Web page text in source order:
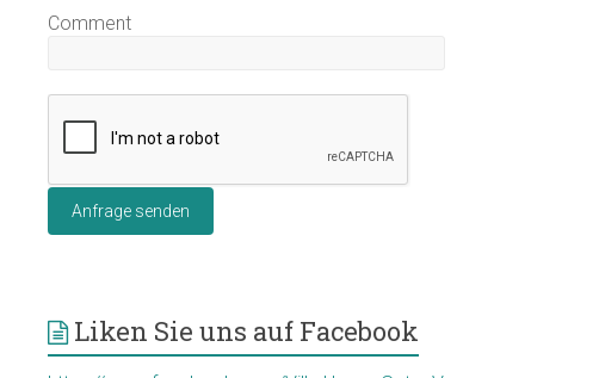
Comment
Anfrage senden
Liken Sie uns auf Facebook